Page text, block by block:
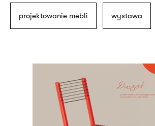
projektowanie mebli wystawa